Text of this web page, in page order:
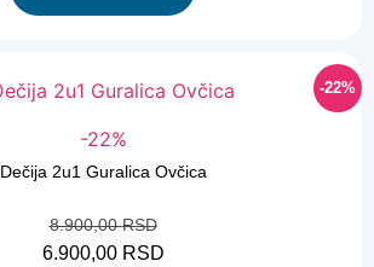
-22%
-22%
Dečija 2u1 Guralica Ovčica
8.900,00RSD
6.900,00 RSD